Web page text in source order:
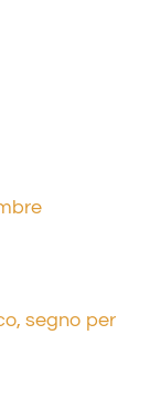
segno per